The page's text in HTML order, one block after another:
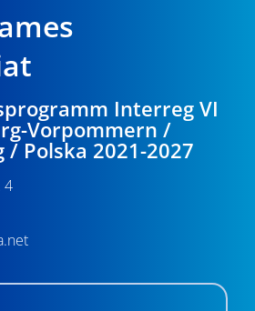
Interreg VI
Vorpommern /
Polska 2021-2027
4